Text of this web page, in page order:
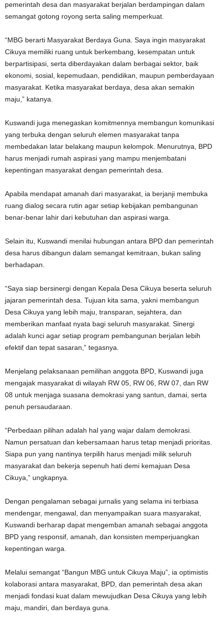
pemerintah desa dan masyarakat berjalan berdampingan dalam
semangat gotong royong serta saling memperkuat.
“MBG berarti Masyarakat Berdaya Guna. Saya ingin masyarakat
Cikuya memiliki ruang untuk berkembang, kesempatan untuk
berpartisipasi, serta diberdayakan dalam berbagai sektor, baik
ekonomi, sosial, kepemudaan, pendidikan, maupun pemberdayaan
masyarakat. Ketika masyarakat berdaya, desa akan semakin
maju,” katanya.
Kuswandi juga menegaskan komitmennya membangun komunikasi
yang terbuka dengan seluruh elemen masyarakat tanpa
membedakan latar belakang maupun kelompok. Menurutnya, BPD
harus menjadi rumah aspirasi yang mampu menjembatani
kepentingan masyarakat dengan pemerintah desa.
Apabila mendapat amanah dari masyarakat, ia berjanji membuka
ruang dialog secara rutin agar setiap kebijakan pembangunan
benar-benar lahir dari kebutuhan dan aspirasi warga.
Selain itu, Kuswandi menilai hubungan antara BPD dan pemerintah
desa harus dibangun dalam semangat kemitraan, bukan saling
berhadapan.
“Saya siap bersinergi dengan Kepala Desa Cikuya beserta seluruh
jajaran pemerintah desa. Tujuan kita sama, yakni membangun
Desa Cikuya yang lebih maju, transparan, sejahtera, dan
memberikan manfaat nyata bagi seluruh masyarakat. Sinergi
adalah kunci agar setiap program pembangunan berjalan lebih
efektif dan tepat sasaran,” tegasnya.
Menjelang pelaksanaan pemilihan anggota BPD, Kuswandi juga
mengajak masyarakat di wilayah RW 05, RW 06, RW 07, dan RW
08 untuk menjaga suasana demokrasi yang santun, damai, serta
penuh persaudaraan.
“Perbedaan pilihan adalah hal yang wajar dalam demokrasi.
Namun persatuan dan kebersamaan harus tetap menjadi prioritas.
Siapa pun yang nantinya terpilih harus menjadi milik seluruh
masyarakat dan bekerja sepenuh hati demi kemajuan Desa
Cikuya,” ungkapnya.
Dengan pengalaman sebagai jurnalis yang selama ini terbiasa
mendengar, mengawal, dan menyampaikan suara masyarakat,
Kuswandi berharap dapat mengemban amanah sebagai anggota
BPD yang responsif, amanah, dan konsisten memperjuangkan
kepentingan warga.
Melalui semangat “Bangun MBG untuk Cikuya Maju”, ia optimistis
kolaborasi antara masyarakat, BPD, dan pemerintah desa akan
menjadi fondasi kuat dalam mewujudkan Desa Cikuya yang lebih
maju, mandiri, dan berdaya guna.